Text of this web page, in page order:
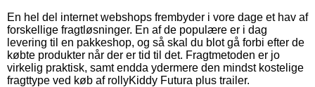
En hel del internet webshops frembyder i vore dage et hav af
forskellige fragtløsninger. En af de populære er i dag
levering til en pakkeshop, og så skal du blot gå forbi efter de
købte produkter når der er tid til det. Fragtmetoden er jo
virkelig praktisk, samt endda ydermere den mindst kostelige
fragttype ved køb af rollyKiddy Futura plus trailer.